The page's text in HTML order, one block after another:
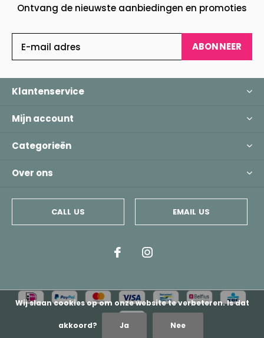
Ontvang de nieuwste aanbiedingen en promoties
ABONNEER
Klantenservice
Mijn account
Categorieën
Over ons
CALL US EMAIL US
Wij slaan cookies op om onze website te verbeteren. Is dat
akkoord? Ja Nee